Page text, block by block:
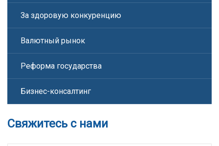
За здоровую конкуренцию
Валютный рынок
Реформа государства
Бизнес-консалтинг
Свяжитесь с нами